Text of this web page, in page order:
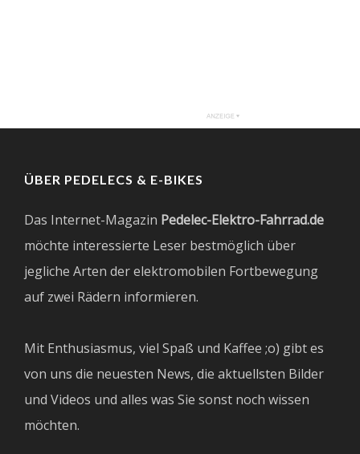
ÜBER PEDELECS & E-BIKES
Das Internet-Magazin Pedelec-Elektro-Fahrrad.de
möchte interessierte Leser bestmöglich über
jegliche Arten der elektromobilen Fortbewegung
auf zwei Rädern informieren.
Mit Enthusiasmus, viel Spaß und Kaffee ;o) gibt es
von uns die neuesten News, die aktuellsten Bilder
und Videos und alles was Sie sonst noch wissen
möchten.